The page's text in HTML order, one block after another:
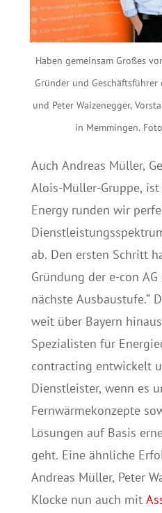
Haben gemeinsam Großes
Gründer und Geschäftsführer
und Peter Waizenegger,
in Memmingen.
Auch Andreas Müller,
Alois-Müller-Gruppe,
Energy runden wir
ab. Den ersten Schritt
Gründung der e-con
nächste Ausbaustufe.“
weit über Bayern
Spezialisten für
contracting entwickelt
Dienstleister, wenn es
Fernwärmekonzepte
Lösungen auf Basis
geht. Eine ähnliche
Andreas Müller, Peter
Klocke nun auch mit